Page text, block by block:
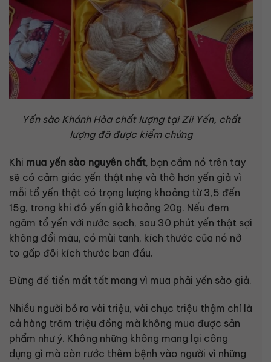
Yến sào Khánh Hòa chất lượng tại Zii Yến, chất
lượng đã được kiểm chứng
Khi mua yến sào nguyên chất, bạn cầm nó trên tay
sẽ có cảm giác yến thật nhẹ và thô hơn yến giả vì
mỗi tổ yến thật có trọng lượng khoảng từ 3,5 đến
15g, trong khi đó yến giả khoảng 20g. Nếu đem
ngâm tổ yến với nước sạch, sau 30 phút yến thật sợi
không đổi màu, có mùi tanh, kích thước của nó nở
to gấp đôi kích thước ban đầu.
Đừng để tiền mất tất mang vì mua phải yến sào giả.
Nhiều người bỏ ra vài triệu, vài chục triệu thậm chí là
cả hàng trăm triệu đồng mà không mua được sản
phẩm như ý. Không những không mang lại công
dụng gì mà còn rước thêm bệnh vào người vì những